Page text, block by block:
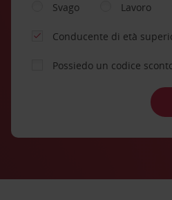
Svago
Lavoro
Conducente di età
Possiedo un codice